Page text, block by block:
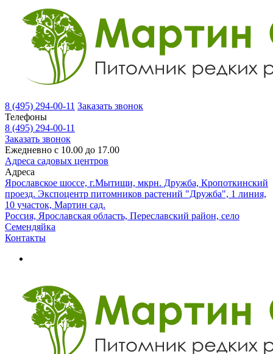
8 (495) 294-00-11 Заказать звонок
Телефоны
8 (495) 294-00-11
Заказать звонок
Ежедневно с 10.00 до 17.00
Адреса садовых центров
Адреса
Ярославское шоссе, г.Мытищи, мкрн. Дружба, Кропоткинский
проезд. Экспоцентр питомников растений "Дружба", 1 линия,
10 участок, Мартин сад.
Россия, Ярославская область, Переславский район, село
Семендяйка
Контакты